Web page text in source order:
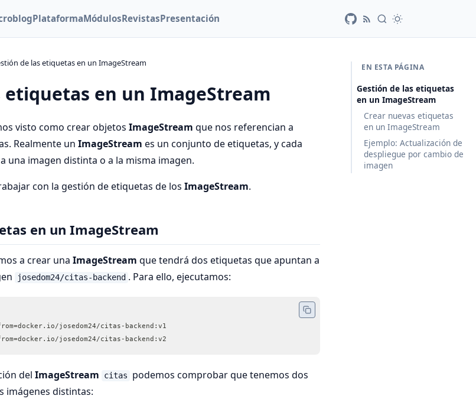
PlataformaMódulosRevistasPresentación
de las etiquetas en un ImageStream
etiquetas en un ImageStream
visto como crear objetos ImageStream que nos referencian a
Realmente un ImageStream es un conjunto de etiquetas, y cada
una imagen distinta o a la misma imagen.
con la gestión de etiquetas de los ImageStream.
en un ImageStream
a crear una ImageStream que tendrá dos etiquetas que apuntan a
josedom24/citas-backend . Para ello, ejecutamos:
josedom24/citas-backend:v1
josedom24/citas-backend:v2
del ImageStream citas
podemos comprobar que tenemos dos
imágenes distintas:
EN ESTA PÁGINA
Gestión de las etiquetas
en un ImageStream
Crear nuevas etiquetas
en un ImageStream
Ejemplo: Actualización de
despliegue por cambio de
imagen